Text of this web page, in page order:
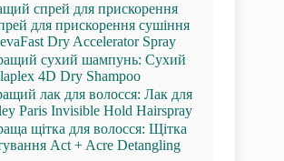
спрей для прискорення
для прискорення сушіння
Dry Accelerator Spray
сухий шампунь: Сухий
4D Dry Shampoo
лак для волосся: Лак для
Paris Invisible Hold Hairspray
щітка для волосся: Щітка
Act + Acre Detangling